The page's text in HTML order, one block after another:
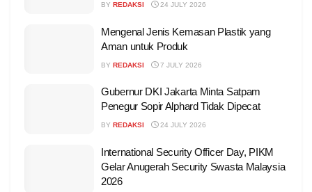
BY REDAKSI 24 JULY 2026
Mengenal Jenis Kemasan Plastik yang
Aman untuk Produk
BY REDAKSI 7 JULY 2026
Gubernur DKI Jakarta Minta Satpam
Penegur Sopir Alphard Tidak Dipecat
BY REDAKSI 24 JULY 2026
International Security Officer Day, PIKM
Gelar Anugerah Security Swasta Malaysia
2026